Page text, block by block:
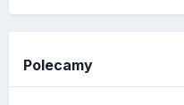
Polecamy